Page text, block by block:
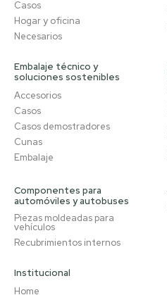
Casos
Hogar y oficina
Necesarios
Embalaje técnico y
soluciones sostenibles
Accesorios
Casos
Casos demostradores
Cunas
Embalaje
Componentes para
automóviles y autobuses
Piezas moldeadas para
vehículos
Recubrimientos internos
Institucional
Home